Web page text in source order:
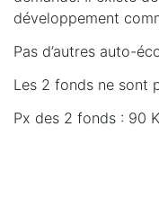
développement
Pas d’autres auto-
Les 2 fonds ne sont
Px des 2 fonds : 90